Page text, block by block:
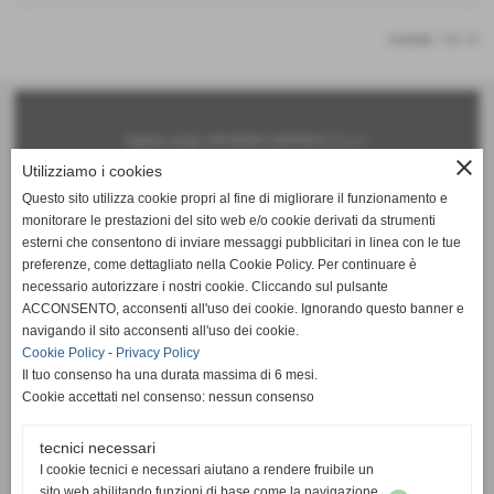
via Roma, 140 - 56025 Pontedera (PI)
Iscritta al registro delle imprese: Pisa - N°iscrizione: 01747050506
Capitale sociale: € 50.000,00 i.v.
Partita Iva e Codice Fiscale: 01747050506
Sedi operative:
Pontedera (PI) 56025 - via Roma 174-168-156-140 - tel. 0587 290835 fax 0587 715991
www.ortopediasanitarian1.it ---- info@ortopediasanitarian1.it
close
Utilizziamo i cookies
Questo sito utilizza cookie propri al fine di migliorare il funzionamento e
monitorare le prestazioni del sito web e/o cookie derivati da strumenti
esterni che consentono di inviare messaggi pubblicitari in linea con le tue
preferenze, come dettagliato nella Cookie Policy. Per continuare è
necessario autorizzare i nostri cookie. Cliccando sul pulsante
ACCONSENTO, acconsenti all'uso dei cookie. Ignorando questo banner e
navigando il sito acconsenti all'uso dei cookie.
Cookie Policy - Privacy Policy
Il tuo consenso ha una durata massima di 6 mesi.
Cookie accettati nel consenso: nessun consenso
tecnici necessari
I cookie tecnici e necessari aiutano a rendere fruibile un